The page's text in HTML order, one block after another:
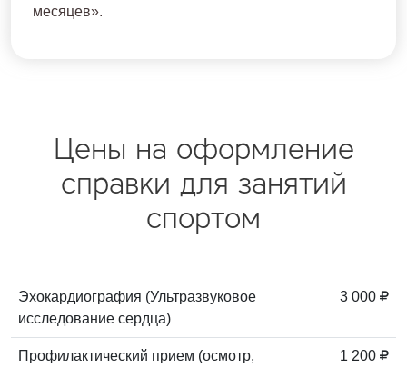
месяцев».
Цены на оформление
справки для занятий
спортом
Эхокардиография (Ультразвуковое
исследование сердца)
3 000
Профилактический прием (осмотр,
1 200